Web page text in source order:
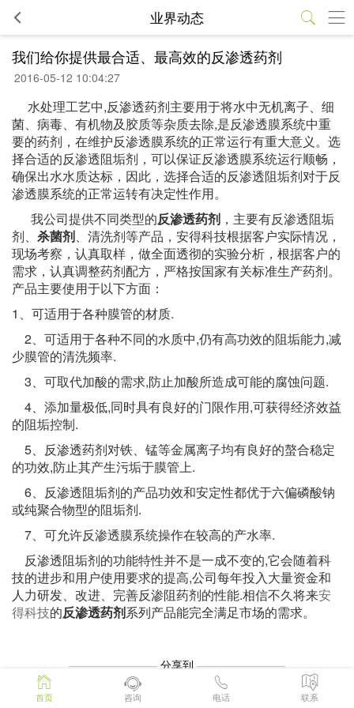
业界动态
首页 咨询 电话 联系
我们给你提供最合适、最高效的反渗透药剂
2016-05-12 10:04:27
水处理工艺中,反渗透药剂主要用于将水中无机离子、细
菌、病毒、有机物及胶质等杂质去除,是反渗透膜系统中重
要的药剂，在维护反渗透膜系统的正常运行有重大意义。选
择合适的反渗透阻垢剂，可以保证反渗透膜系统运行顺畅，
确保出水水质达标，因此，选择合适的反渗透阻垢剂对于反
渗透膜系统的正常运转有决定性作用。
我公司提供不同类型的反渗透药剂 ，主要有反渗透阻垢
剂、 杀菌剂、清洗剂等产品，安得科技根据客户实际情况，
现场考察，认真取样，做全面透彻的实验分析，根据客户的
需求，认真调整药剂配方，严格按国家有关标准生产药剂。
产品主要使用于以下方面：
1、可适用于各种膜管的材质.
2、可适用于各种不同的水质中,仍有高功效的阻垢能力,减
少膜管的清洗频率.
3、可取代加酸的需求,防止加酸所造成可能的腐蚀问题.
4、添加量极低,同时具有良好的门限作用,可获得经济效益
的阻垢控制.
5、反渗透药剂对铁、锰等金属离子均有良好的螯合稳定
的功效,防止其产生污垢于膜管上.
6、反渗透阻垢剂的产品功效和安定性都优于六偏磷酸钠
或纯聚合物型的阻垢剂.
7、可允许反渗透膜系统操作在较高的产水率.
反渗透阻垢剂的功能特性并不是一成不变的,它会随着科
技的进步和用户使用要求的提高,公司每年投入大量资金和
人力研发、改进、完善反渗阻药剂的性能.相信不久将来安
得科技的反渗透药剂系列产品能完全满足市场的需求。
———————— 分享到 ————————